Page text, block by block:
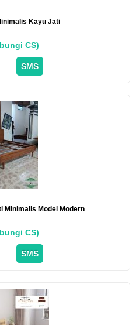
Kayu Jati
CS)
SMS
Minimalis Model Modern
CS)
SMS